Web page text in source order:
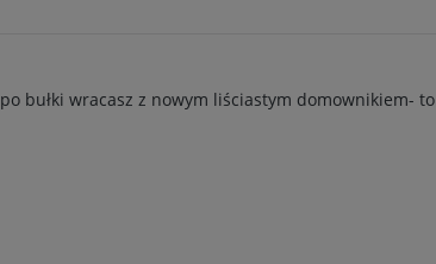
bułki wracasz z nowym liściastym domownikiem- to